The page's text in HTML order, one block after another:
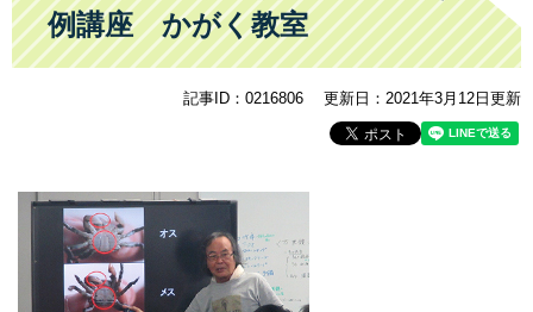
文
へ
例講座 かがく教室
記事ID：0216806 更新日：2021年3月12日更新